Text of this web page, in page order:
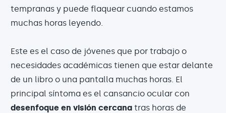
tempranas y puede flaquear cuando estamos
muchas horas leyendo.
Este es el caso de jóvenes que por trabajo o
necesidades académicas tienen que estar delante
de un libro o una pantalla muchas horas. El
principal síntoma es el cansancio ocular con
desenfoque en visión cercana tras horas de